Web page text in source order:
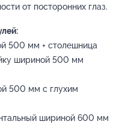
от посторонних глаз.
500 мм + столешница
шириной 500 мм
500 мм с глухим
шириной 600 мм